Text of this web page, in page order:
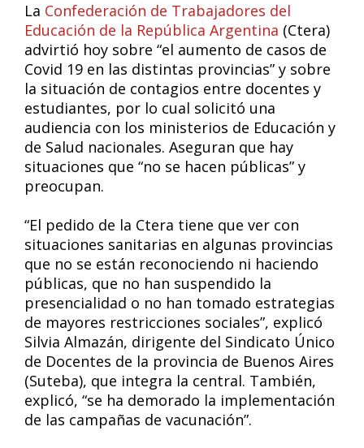
La Confederación de Trabajadores del
Educación de la República Argentina (Ctera)
advirtió hoy sobre “el aumento de casos de
Covid 19 en las distintas provincias” y sobre
la situación de contagios entre docentes y
estudiantes, por lo cual solicitó una
audiencia con los ministerios de Educación y
de Salud nacionales. Aseguran que hay
situaciones que “no se hacen públicas” y
preocupan.
“El pedido de la Ctera tiene que ver con
situaciones sanitarias en algunas provincias
que no se están reconociendo ni haciendo
públicas, que no han suspendido la
presencialidad o no han tomado estrategias
de mayores restricciones sociales”, explicó
Silvia Almazán, dirigente del Sindicato Único
de Docentes de la provincia de Buenos Aires
(Suteba), que integra la central. También,
explicó, “se ha demorado la implementación
de las campañas de vacunación”.